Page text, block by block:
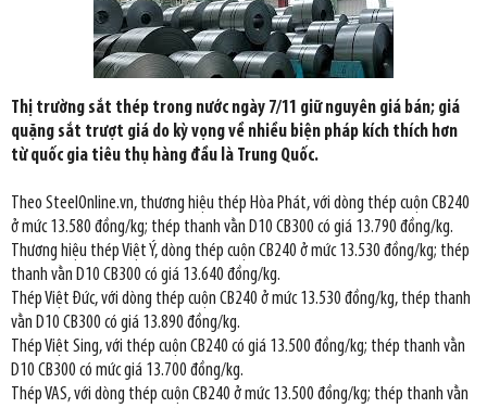
Thị trường sắt thép trong nước ngày 7/11 giữ nguyên giá bán; giá
quặng sắt trượt giá do kỳ vọng về nhiều biện pháp kích thích hơn
từ quốc gia tiêu thụ hàng đầu là Trung Quốc.
Theo SteelOnline.vn, thương hiệu thép Hòa Phát, với dòng thép cuộn CB240
ở mức 13.580 đồng/kg; thép thanh vằn D10 CB300 có giá 13.790 đồng/kg.
Thương hiệu thép Việt Ý, dòng thép cuộn CB240 ở mức 13.530 đồng/kg; thép
thanh vằn D10 CB300 có giá 13.640 đồng/kg.
Thép Việt Đức, với dòng thép cuộn CB240 ở mức 13.530 đồng/kg, thép thanh
vằn D10 CB300 có giá 13.890 đồng/kg.
Thép Việt Sing, với thép cuộn CB240 có giá 13.500 đồng/kg; thép thanh vằn
D10 CB300 có mức giá 13.700 đồng/kg.
Thép VAS, với dòng thép cuộn CB240 ở mức 13.500 đồng/kg; thép thanh vằn